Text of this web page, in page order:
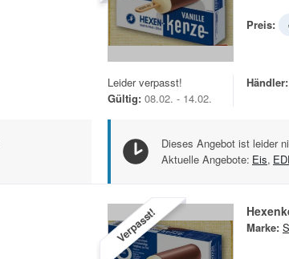
Preis:
Leider verpasst!
Gültig: 08.02. - 14.02.
Händler:
Dieses Angebot ist leider
Aktuelle Angebote: Eis,
Verpasst! Marke: